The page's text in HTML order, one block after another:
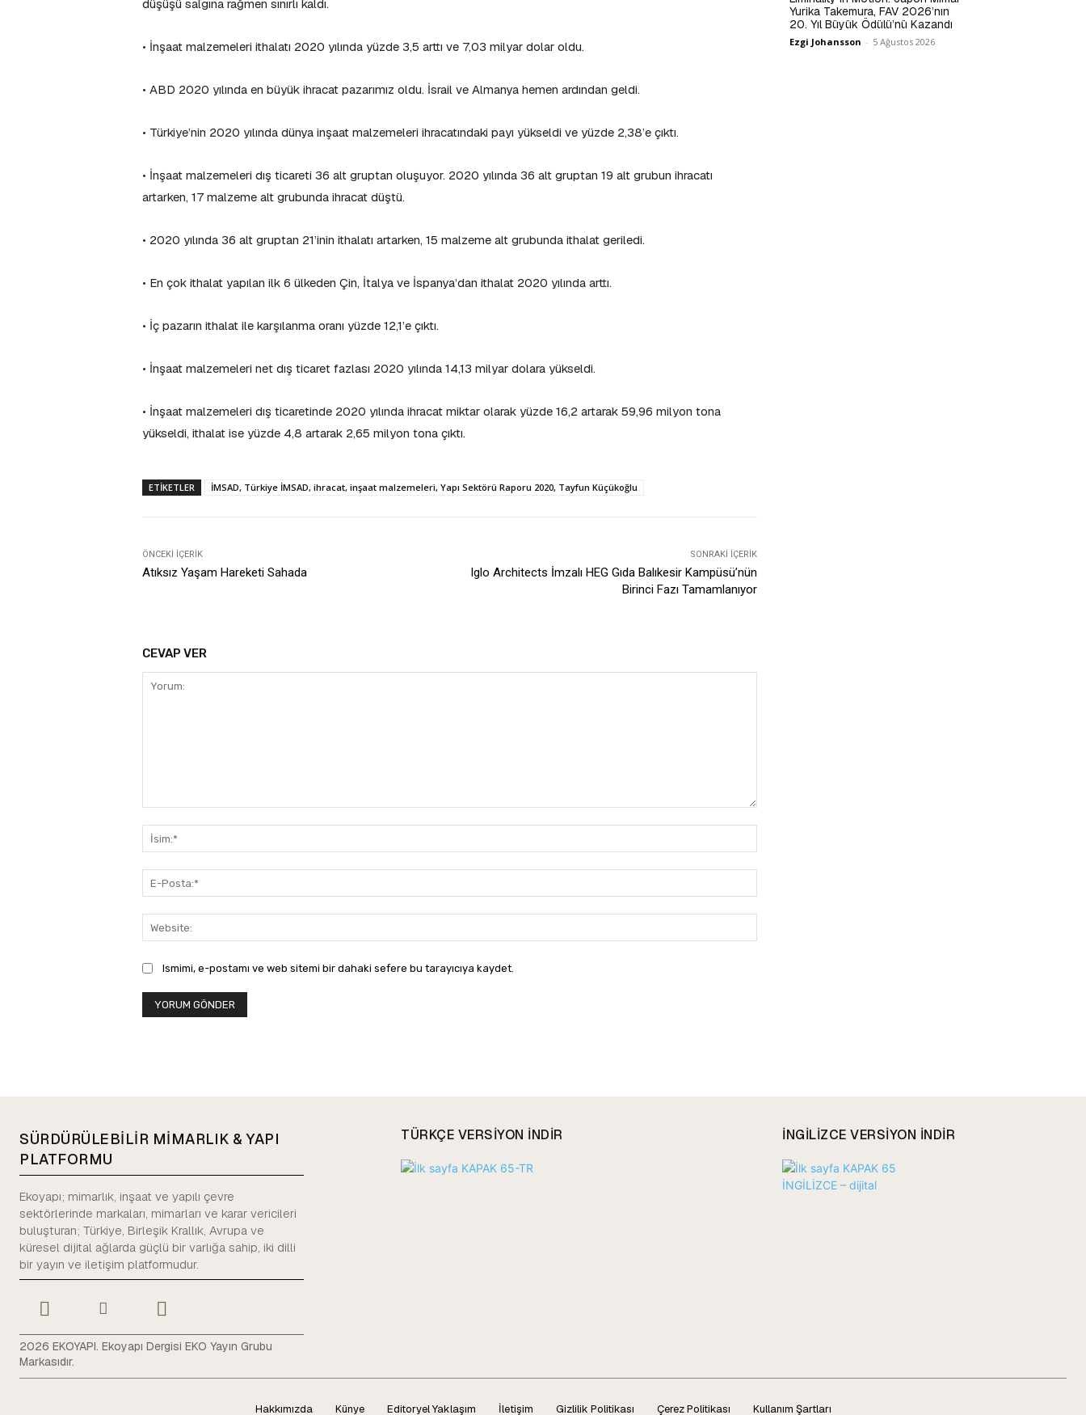
düşüşü salgına rağmen sınırlı kaldı.
• İnşaat malzemeleri ithalatı 2020 yılında yüzde 3,5 arttı ve 7,03 milyar dolar oldu.
• ABD 2020 yılında en büyük ihracat pazarımız oldu. İsrail ve Almanya hemen ardından geldi.
• Türkiye’nin 2020 yılında dünya inşaat malzemeleri ihracatındaki payı yükseldi ve yüzde 2,38’e çıktı.
• İnşaat malzemeleri dış ticareti 36 alt gruptan oluşuyor. 2020 yılında 36 alt gruptan 19 alt grubun ihracatı
artarken, 17 malzeme alt grubunda ihracat düştü.
• 2020 yılında 36 alt gruptan 21’inin ithalatı artarken, 15 malzeme alt grubunda ithalat geriledi.
• En çok ithalat yapılan ilk 6 ülkeden Çin, İtalya ve İspanya’dan ithalat 2020 yılında arttı.
• İç pazarın ithalat ile karşılanma oranı yüzde 12,1’e çıktı.
• İnşaat malzemeleri net dış ticaret fazlası 2020 yılında 14,13 milyar dolara yükseldi.
• İnşaat malzemeleri dış ticaretinde 2020 yılında ihracat miktar olarak yüzde 16,2 artarak 59,96 milyon tona
yükseldi, ithalat ise yüzde 4,8 artarak 2,65 milyon tona çıktı.
ETIKETLER İMSAD, Türkiye İMSAD, ihracat, inşaat malzemeleri, Yapı Sektörü Raporu 2020, Tayfun Küçükoğlu
ÖNCEKI İÇERIK
Atıksız Yaşam Hareketi Sahada
SONRAKI İÇERIK
Iglo Architects İmzalı HEG Gıda Balıkesir Kampüsü’nün
Birinci Fazı Tamamlanıyor
CEVAP VER
Posta:*
Ismimi, e-postamı ve web sitemi bir dahaki sefere bu tarayıcıya kaydet.
Yurika Takemura, FAV 2026’nın
20. Yıl Büyük Ödülü’nü Kazandı
Ezgi Johansson - 5 Ağustos 2026
SÜRDÜRÜLEBİLİR MİMARLIK & YAPI
PLATFORMU
Ekoyapı; mimarlık, inşaat ve yapılı çevre
sektörlerinde markaları, mimarları ve karar vericileri
buluşturan; Türkiye, Birleşik Krallık, Avrupa ve
küresel dijital ağlarda güçlü bir varlığa sahip, iki dilli
bir yayın ve iletişim platformudur.
2026 EKOYAPI. Ekoyapı Dergisi EKO Yayın Grubu
Markasıdır.
TÜRKÇE VERSIYON INDIR INGILIZCE VERSIYON INDIR
Hakkımızda Künye Editoryel Yaklaşım İletişim Gizlilik Politikası Çerez Politikası Kullanım Şartları